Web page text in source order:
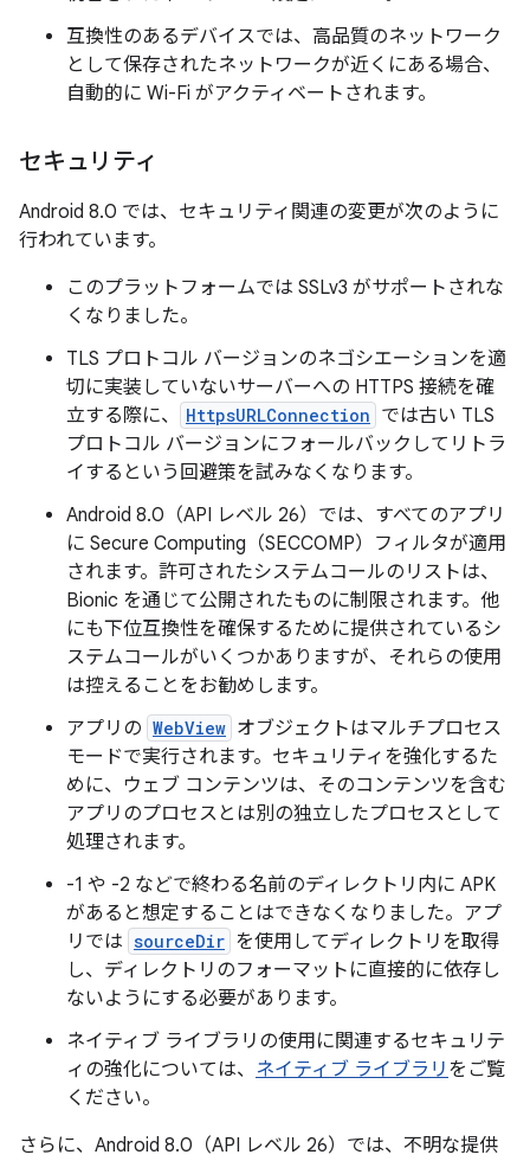
互換性のあるデバイスでは、高品質のネットワーク
として保存されたネットワークが近くにある場合、
自動的に Wi-Fi がアクティベートされます。
セキュリティ
Android 8.0 では、セキュリティ関連の変更が次のように
行われています。
このプラットフォームでは SSLv3 がサポートされな
くなりました。
TLS プロトコル バージョンのネゴシエーションを適
切に実装していないサーバーへの HTTPS 接続を確
立する際に、
HttpsURLConnection では古い TLS
プロトコル バージョンにフォールバックしてリトラ
イするという回避策を試みなくなります。
Android 8.0（API レベル 26）では、すべてのアプリ
に Secure Computing（SECCOMP）フィルタが適用
されます。許可されたシステムコールのリストは、
Bionic を通じて公開されたものに制限されます。他
にも下位互換性を確保するために提供されているシ
ステムコールがいくつかありますが、それらの使用
は控えることをお勧めします。
アプリの WebView オブジェクトはマルチプロセス
モードで実行されます。セキュリティを強化するた
めに、ウェブ コンテンツは、そのコンテンツを含む
アプリのプロセスとは別の独立したプロセスとして
処理されます。
-1 や -2 などで終わる名前のディレクトリ内に APK
があると想定することはできなくなりました。アプ
リでは sourceDir を使用してディレクトリを取得
し、ディレクトリのフォーマットに直接的に依存し
ないようにする必要があります。
ネイティブ ライブラリの使用に関連するセキュリテ
ィの強化については、 ネイティブ ライブラリ をご覧
ください。
さらに、Android 8.0（API レベル 26）では、不明な提供